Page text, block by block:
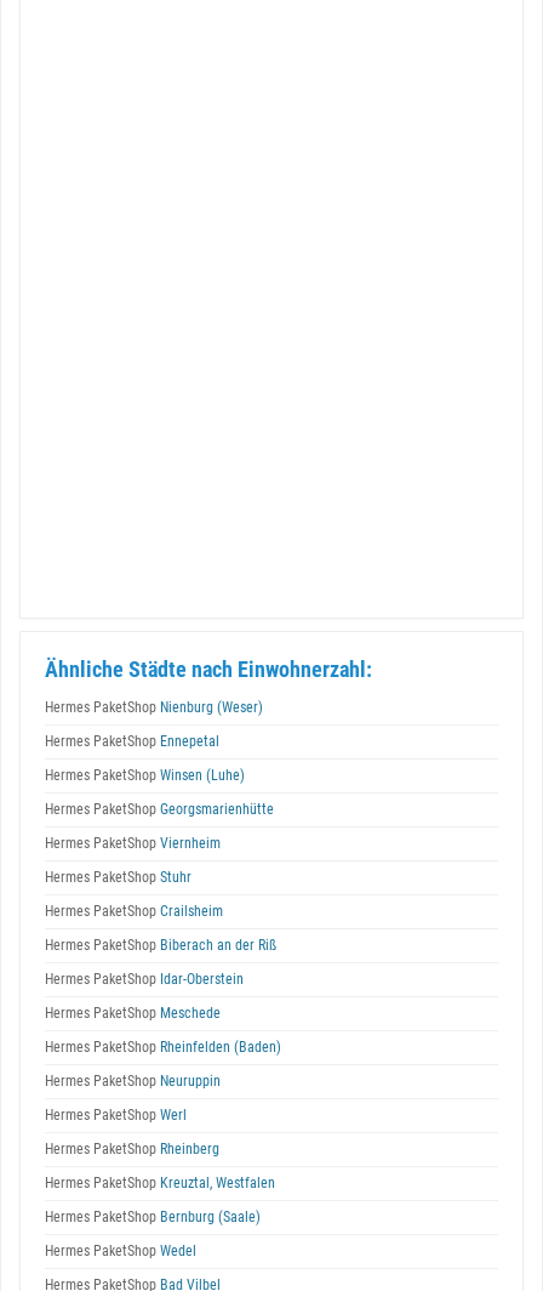
Ähnliche Städte nach Einwohnerzahl:
Hermes PaketShop Nienburg (Weser)
Hermes PaketShop Ennepetal
Hermes PaketShop Winsen (Luhe)
Hermes PaketShop Georgsmarienhütte
Hermes PaketShop Viernheim
Hermes PaketShop Stuhr
Hermes PaketShop Crailsheim
Hermes PaketShop Biberach an der Riß
Hermes PaketShop Idar-Oberstein
Hermes PaketShop Meschede
Hermes PaketShop Rheinfelden (Baden)
Hermes PaketShop Neuruppin
Hermes PaketShop Werl
Hermes PaketShop Rheinberg
Hermes PaketShop Kreuztal, Westfalen
Hermes PaketShop Bernburg (Saale)
Hermes PaketShop Wedel
Hermes PaketShop Bad Vilbel